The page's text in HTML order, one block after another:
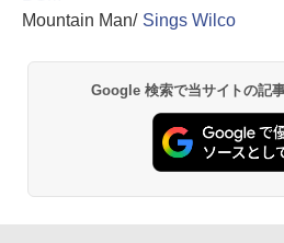
Mountain Man/Sings Wilco
Google 検索で当サイトの記